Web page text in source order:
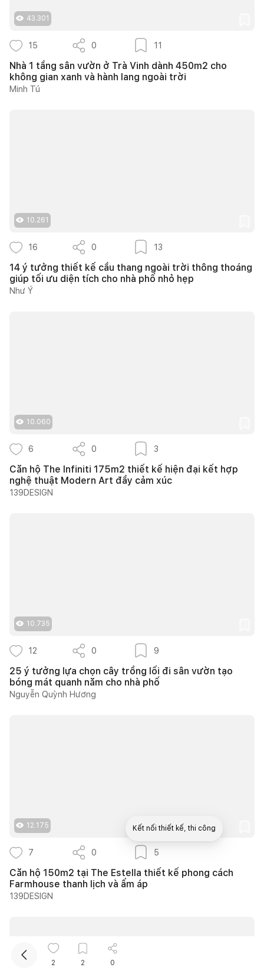
43.301
15 0 11
Nhà 1 tầng sân vườn ở Trà Vinh dành 450m2 cho
không gian xanh và hành lang ngoài trời
Minh Tú
10.261
16 0 13
14 ý tưởng thiết kế cầu thang ngoài trời thông thoáng
giúp tối ưu diện tích cho nhà phố nhỏ hẹp
Như Ý
10.060
6 0 3
Căn hộ The Infiniti 175m2 thiết kế hiện đại kết hợp
nghệ thuật Modern Art đầy cảm xúc
139DESIGN
10.735
12 0 9
25 ý tưởng lựa chọn cây trồng lối đi sân vườn tạo
bóng mát quanh năm cho nhà phố
Nguyễn Quỳnh Hương
12.175
7 0 5
Căn hộ 150m2 tại The Estella thiết kế phong cách
Farmhouse thanh lịch và ấm áp
139DESIGN
2 2 0
Kết nối thiết kế, thi công